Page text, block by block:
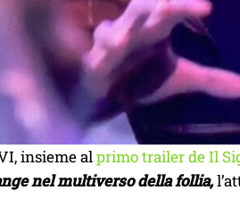
insieme alprimo trailer de Il
nel multiverso della follia,